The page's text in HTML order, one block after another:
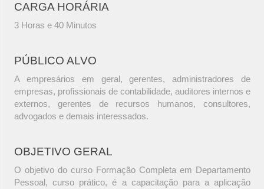
CARGA HORÁRIA
3 Horas e 40 Minutos
PÚBLICO ALVO
A empresários em geral, gerentes, administradores de
empresas, profissionais de contabilidade, auditores internos e
externos, gerentes de recursos humanos, consultores,
advogados e demais interessados.
OBJETIVO GERAL
O objetivo do curso Formação Completa em Departamento
Pessoal, curso prático, é a capacitação para a aplicação